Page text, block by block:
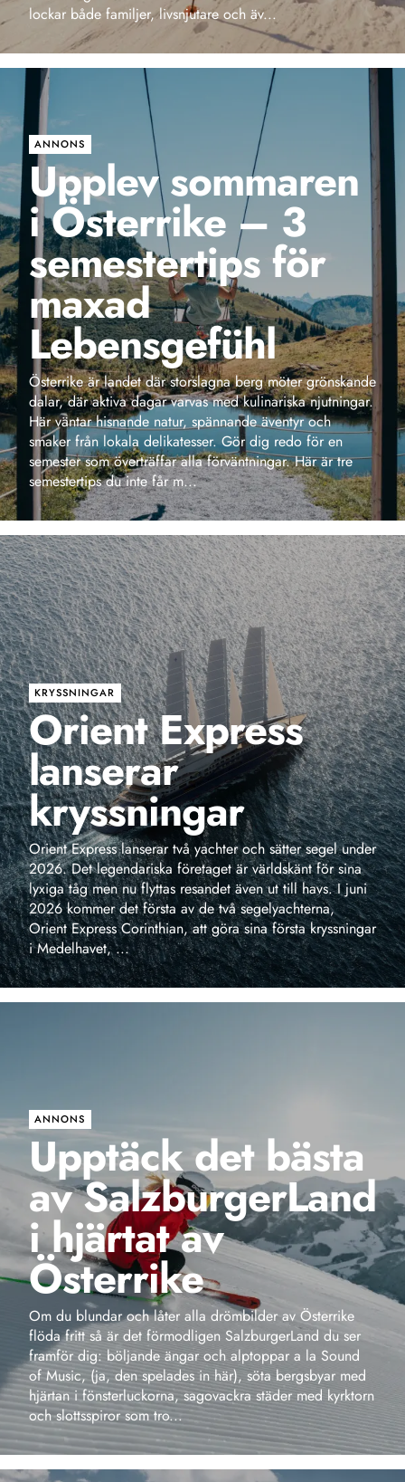
ANNONS
Upplev sommaren
i Österrike – 3
semestertips för
maxad
Lebensgefühl
Österrike är landet där storslagna berg möter grönskande
dalar, där aktiva dagar varvas med kulinariska njutningar.
Här väntar hisnande natur, spännande äventyr och
smaker från lokala delikatesser. Gör dig redo för en
semester som överträffar alla förväntningar. Här är tre
semestertips du inte får m...
KRYSSNINGAR
Orient Express
lanserar
kryssningar
Orient Express lanserar två yachter och sätter segel under
2026. Det legendariska företaget är världskänt för sina
lyxiga tåg men nu flyttas resandet även ut till havs. I juni
2026 kommer det första av de två segelyachterna,
Orient Express Corinthian, att göra sina första kryssningar
i Medelhavet, ...
av SalzburgerLand
i hjärtat av
Österrike
Om du blundar och låter alla drömbilder av Österrike
flöda fritt så är det förmodligen SalzburgerLand du ser
framför dig: böljande ängar och alptoppar a la Sound
of Music, (ja, den spelades in här), söta bergsbyar med
hjärtan i fönsterluckorna, sagovackra städer med kyrktorn
och slottsspiror som tro...